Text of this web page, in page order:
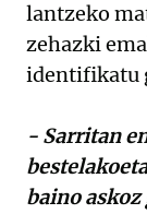
lantzeko
zehazki
identifikatu
- Sarritan
baino